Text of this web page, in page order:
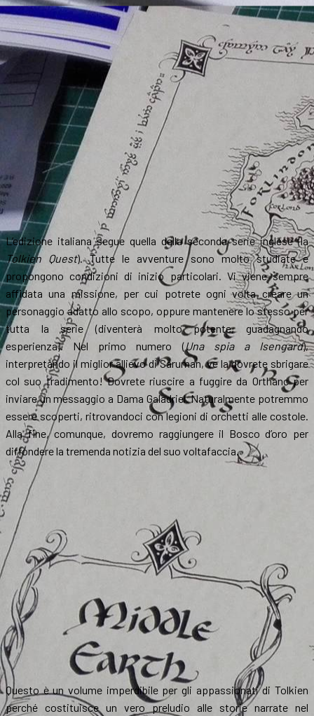
L’edizione italiana segue quella della seconda serie inglese (la
Tolkien Quest). Tutte le avventure sono molto studiate e
propongono condizioni di inizio particolari. Vi viene sempre
affidata una missione, per cui potrete ogni volta creare un
personaggio adatto allo scopo, oppure mantenere lo stesso per
tutta la serie (diventerà molto potente, guadagnando
esperienza). Nel primo numero (Una spia a Isengard),
interpretando il miglior allievo di Saruman, ve la dovrete sbrigare
col suo tradimento! Dovrete riuscire a fuggire da Orthanc per
inviare un messaggio a Dama Galadriel. Naturalmente potremmo
essere scoperti, ritrovandoci con legioni di orchetti alle costole.
Alla fine, comunque, dovremo raggiungere il Bosco d’oro per
diffondere la tremenda notizia del suo voltafaccia.
Questo è un volume imperdibile per gli appassionati di Tolkien
perché costituisce un vero preludio alle storie narrate nel